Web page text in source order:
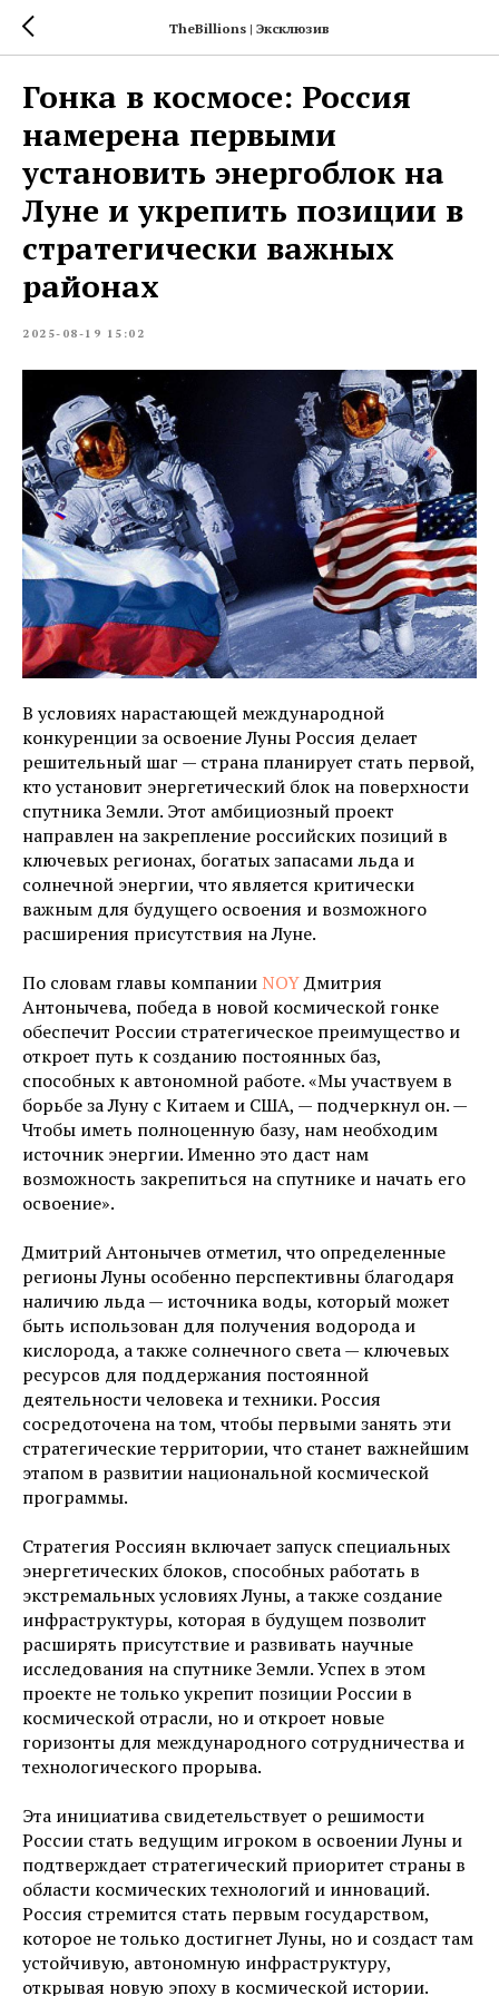
TheBillions | Эксклюзив
Гонка в космосе: Россия
намерена первыми
установить энергоблок на
Луне и укрепить позиции в
стратегически важных
районах
2025-08-19 15:02
В условиях нарастающей международной
конкуренции за освоение Луны Россия делает
решительный шаг — страна планирует стать первой,
кто установит энергетический блок на поверхности
спутника Земли. Этот амбициозный проект
направлен на закрепление российских позиций в
ключевых регионах, богатых запасами льда и
солнечной энергии, что является критически
важным для будущего освоения и возможного
расширения присутствия на Луне.
По словам главы компании NOYДмитрия
Антонычева, победа в новой космической гонке
обеспечит России стратегическое преимущество и
откроет путь к созданию постоянных баз,
способных к автономной работе. «Мы участвуем в
борьбе за Луну с Китаем и США, — подчеркнул он. —
Чтобы иметь полноценную базу, нам необходим
источник энергии. Именно это даст нам
возможность закрепиться на спутнике и начать его
освоение».
Дмитрий Антонычев отметил, что определенные
регионы Луны особенно перспективны благодаря
наличию льда — источника воды, который может
быть использован для получения водорода и
кислорода, а также солнечного света — ключевых
ресурсов для поддержания постоянной
деятельности человека и техники. Россия
сосредоточена на том, чтобы первыми занять эти
стратегические территории, что станет важнейшим
этапом в развитии национальной космической
программы.
Стратегия Россиян включает запуск специальных
энергетических блоков, способных работать в
экстремальных условиях Луны, а также создание
инфраструктуры, которая в будущем позволит
расширять присутствие и развивать научные
исследования на спутнике Земли. Успех в этом
проекте не только укрепит позиции России в
космической отрасли, но и откроет новые
горизонты для международного сотрудничества и
технологического прорыва.
Эта инициатива свидетельствует о решимости
России стать ведущим игроком в освоении Луны и
подтверждает стратегический приоритет страны в
области космических технологий и инноваций.
Россия стремится стать первым государством,
которое не только достигнет Луны, но и создаст там
устойчивую, автономную инфраструктуру,
открывая новую эпоху в космической истории.